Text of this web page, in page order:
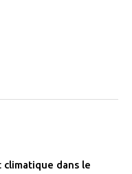
dans le